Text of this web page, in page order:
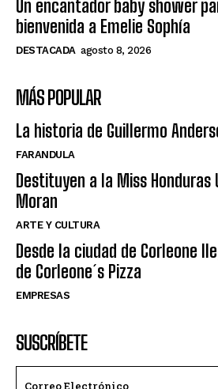
Un encantador baby shower
bienvenida a Emelie Sophía
DESTACADA agosto 8, 2026
MÁS POPULAR
La historia de Guillermo
FARANDULA
Destituyen a la Miss Honduras
Moran
ARTE Y CULTURA
Desde la ciudad de Corleone
de Corleone´s Pizza
EMPRESAS
SUSCRÍBETE